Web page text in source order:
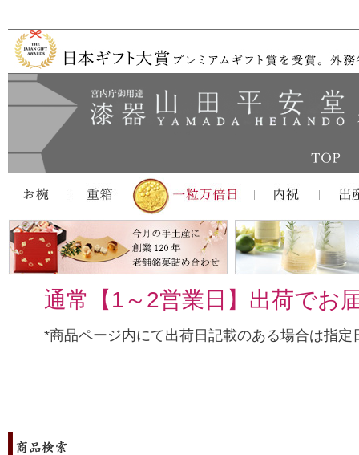
通常【1～2営業日】出荷でお
*商品ページ内にて出荷日記載のある場合は指定